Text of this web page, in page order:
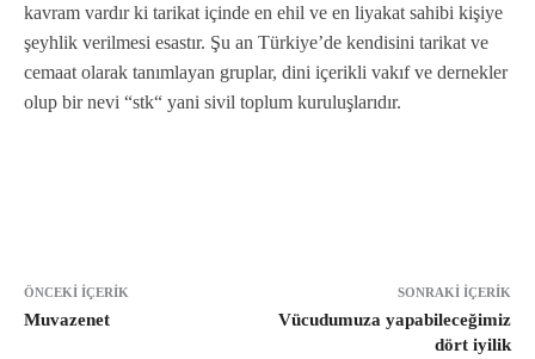
kavram vardır ki tarikat içinde en ehil ve en liyakat sahibi kişiye
şeyhlik verilmesi esastır. Şu an Türkiye’de kendisini tarikat ve
cemaat olarak tanımlayan gruplar, dini içerikli vakıf ve dernekler
olup bir nevi “stk“ yani sivil toplum kuruluşlarıdır.
ÖNCEKI İÇERIK
Muvazenet
SONRAKI İÇERIK
Vücudumuza yapabileceğimiz
dört iyilik